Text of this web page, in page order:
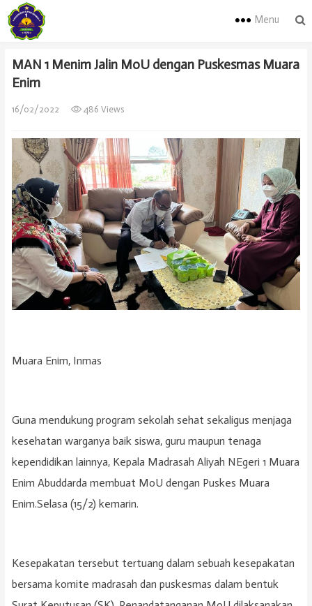
Menu
MAN 1 Menim Jalin MoU dengan Puskesmas Muara
Enim
16/02/2022 486 Views
Muara Enim, Inmas
Guna mendukung program sekolah sehat sekaligus menjaga
kesehatan warganya baik siswa, guru maupun tenaga
kependidikan lainnya, Kepala Madrasah Aliyah NEgeri 1 Muara
Enim Abuddarda membuat MoU dengan Puskes Muara
Enim.Selasa (15/2) kemarin.
Kesepakatan tersebut tertuang dalam sebuah kesepakatan
bersama komite madrasah dan puskesmas dalam bentuk